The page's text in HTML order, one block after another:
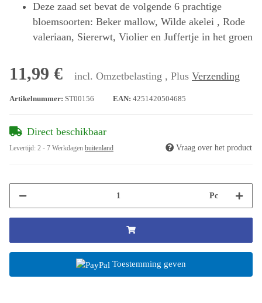
Deze zaad set bevat de volgende 6 prachtige
bloemsoorten: Beker mallow, Wilde akelei , Rode
valeriaan, Siererwt, Violier en Juffertje in het groen
11,99 € incl. Omzetbelasting , Plus Verzending
Artikelnummer: ST00156 EAN: 4251420504685
Direct beschikbaar
Levertijd: 2 - 7 Werkdagen buitenland Vraag over het product
Pc
Toestemming geven